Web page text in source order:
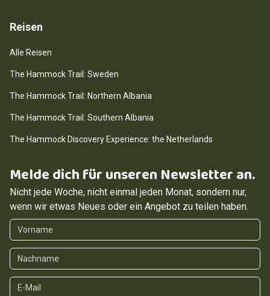
Reisen
Alle Reisen
The Hammock Trail: Sweden
The Hammock Trail: Northern Albania
The Hammock Trail: Southern Albania
The Hammock Discovery Experience: the Netherlands
Melde dich für unseren Newsletter an.
Nicht jede Woche, nicht einmal jeden Monat, sondern nur,
wenn wir etwas Neues oder ein Angebot zu teilen haben.
Vorname
Nachname
E-Mail